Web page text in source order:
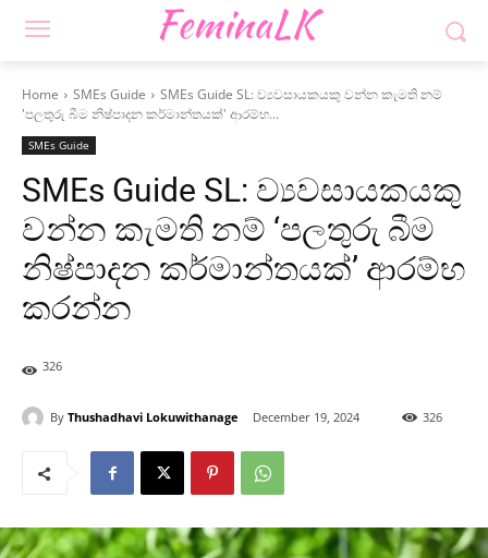
Home SMEs Guide
SMEs Guide SL: ව්‍යවසායකයකු වන්න කැමති නම්
'පලතුරු බීම නිෂ්පාදන කර්මාන්තයක්' ආරම්භ...
SMEs Guide
SMEs Guide SL: ව්‍යවසායකයකු
වන්න කැමති නම් ‘පලතුරු බීම
නිෂ්පාදන කර්මාන්තයක්’ ආරම්භ
කරන්න
326
By Thushadhavi Lokuwithanage December 19, 2024 326